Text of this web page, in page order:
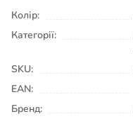
Колір:
Категорії:
SKU:
EAN:
Бренд: